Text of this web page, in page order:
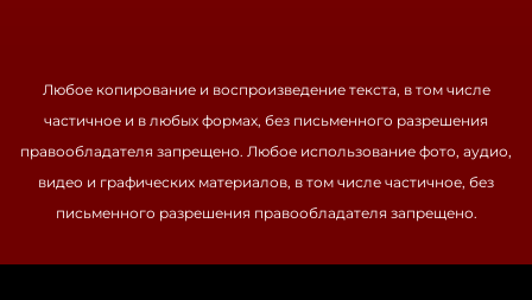
Любое копирование и воспроизведение текста, в том числе
частичное и в любых формах, без письменного разрешения
правообладателя запрещено. Любое использование фото, аудио,
видео и графических материалов, в том числе частичное, без
письменного разрешения правообладателя запрещено.